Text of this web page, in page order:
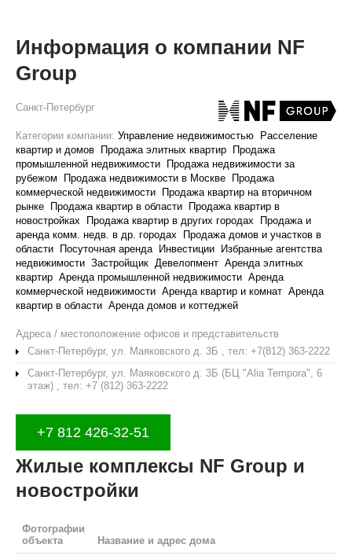
Информация о компании NF
Group
Санкт-Петербург
Категории компании: Управление недвижимостью
Расселение
квартир и домов
Продажа элитных квартир
Продажа
промышленной недвижимости
Продажа недвижимости за
рубежом
Продажа недвижимости в Москве
Продажа
коммерческой недвижимости
Продажа квартир на вторичном
рынке
Продажа квартир в области
Продажа квартир в
новостройках
Продажа квартир в других городах
Продажа и
аренда комм. недв. в др. городах
Продажа домов и участков в
области
Посуточная аренда Инвестиции
Избранные агентства
недвижимости Застройщик Девелопмент Аренда элитных
квартир Аренда промышленной недвижимости Аренда
коммерческой недвижимости Аренда квартир и комнат Аренда
квартир в области Аренда домов и коттеджей
Адреса / местоположение офисов и представительств
Санкт-Петербург, ул. Маяковского д. 3Б , тел: +7(812) 363-2222
Санкт-Петербург, ул. Маяковского д. 3Б (БЦ "Alia Tempora", 6
этаж) , тел: +7 (812) 363-2222
+7 812 426-32-51
Жилые комплексы NF Group и
новостройки
Фотографии
объекта
Название и адрес дома